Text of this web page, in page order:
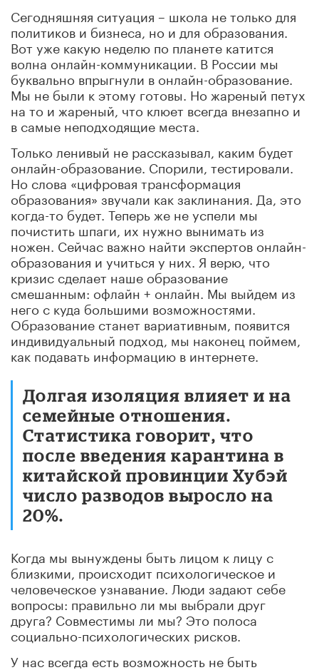
Сегодняшняя ситуация – школа не только для
политиков и бизнеса, но и для образования.
Вот уже какую неделю по планете катится
волна онлайн-коммуникации. В России мы
буквально впрыгнули в онлайн-образование.
Мы не были к этому готовы. Но жареный петух
на то и жареный, что клюет всегда внезапно и
в самые неподходящие места.
Только ленивый не рассказывал, каким будет
онлайн-образование. Спорили, тестировали.
Но слова «цифровая трансформация
образования» звучали как заклинания. Да, это
когда-то будет. Теперь же не успели мы
почистить шпаги, их нужно вынимать из
ножен. Сейчас важно найти экспертов онлайн-
образования и учиться у них. Я верю, что
кризис сделает наше образование
смешанным: офлайн + онлайн. Мы выйдем из
него с куда большими возможностями.
Образование станет вариативным, появится
индивидуальный подход, мы наконец поймем,
как подавать информацию в интернете.
Долгая изоляция влияет и на
семейные отношения.
Статистика говорит, что
после введения карантина в
китайской провинции Хубэй
число разводов выросло на
20%.
Когда мы вынуждены быть лицом к лицу с
близкими, происходит психологическое и
человеческое узнавание. Люди задают себе
вопросы: правильно ли мы выбрали друг
друга? Совместимы ли мы? Это полоса
социально-психологических рисков.
У нас всегда есть возможность не быть